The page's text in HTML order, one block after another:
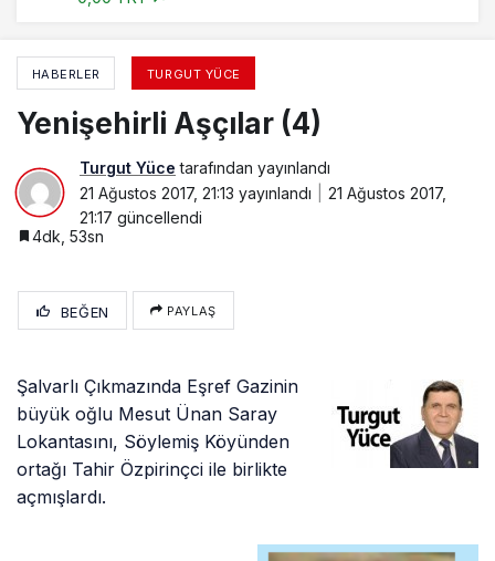
HABERLER TURGUT YÜCE
Yenişehirli Aşçılar (4)
Turgut Yüce tarafından yayınlandı
21 Ağustos 2017, 21:13 yayınlandı
21 Ağustos 2017,
21:17 güncellendi
4dk, 53sn
BEĞEN PAYLAŞ
Şalvarlı Çıkmazında Eşref Gazinin
büyük oğlu Mesut Ünan Saray
Lokantasını, Söylemiş Köyünden
ortağı Tahir Özpirinçci ile birlikte
açmışlardı.